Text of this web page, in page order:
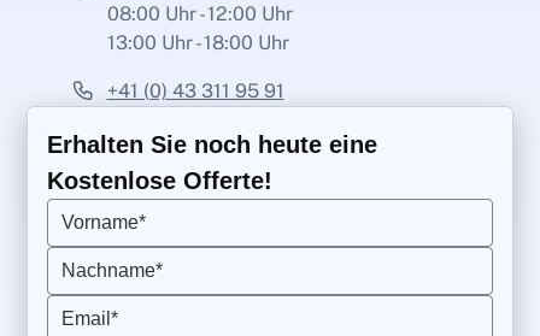
08:00 Uhr - 12:00 Uhr
13:00 Uhr - 18:00 Uhr
+41 (0) 43 311 95 91
Erhalten Sie noch heute eine
Kostenlose Offerte!
Vorname*
Nachname*
Email*